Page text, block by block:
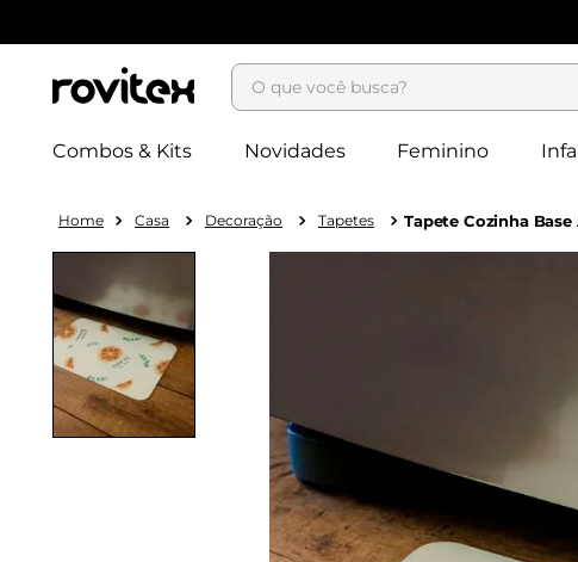
O que você busca?
Combos & Kits Novidades Feminino
Casa Decoração Tapetes Tapete Cozinha